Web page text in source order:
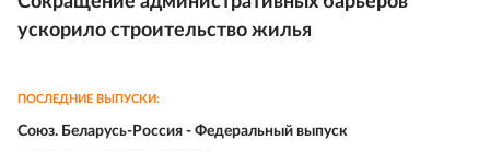
ускорило строительство жилья
ПОСЛЕДНИЕ ВЫПУСКИ:
Союз. Беларусь-Россия - Федеральный выпуск